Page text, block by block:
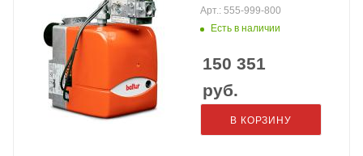
Есть в наличии
Арт.: 555-999-800
150 351
руб.
В КОРЗИНУ